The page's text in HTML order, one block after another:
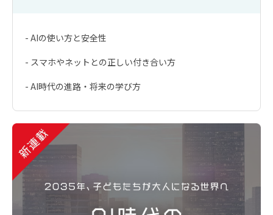
- AIの使い方と安全性
- スマホやネットとの正しい付き合い方
- AI時代の進路・将来の学び方